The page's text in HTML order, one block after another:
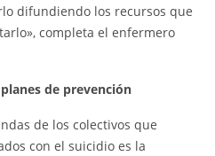
difundiendo los recursos que
completa el enfermero
de prevención
de los colectivos que
con el suicidio es la